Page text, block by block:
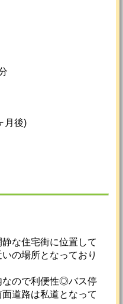
月後)
な住宅街に位置して
の場所となっており
なので利便性◎バス停
道路は私道となって